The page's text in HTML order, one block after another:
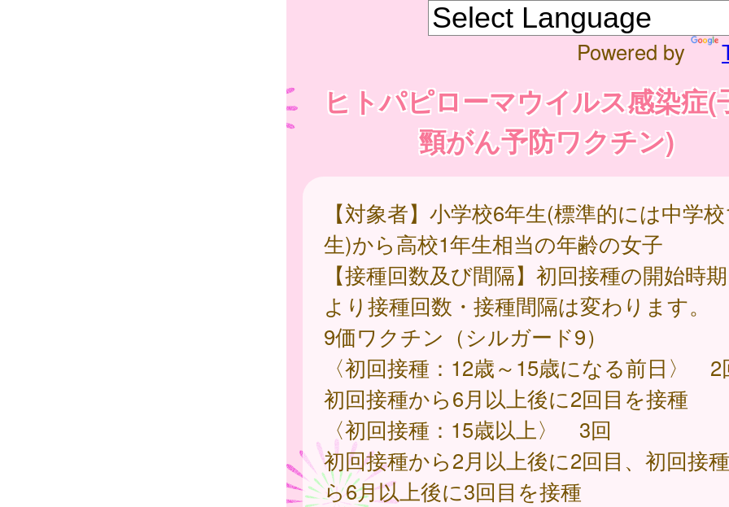
Powered by
ヒトパピローマウイルス感染症(
頸がん予防ワクチン)
【対象者】小学校6年生(標準的には中学
生)から高校1年生相当の年齢の女子
【接種回数及び間隔】初回接種の開始時
より接種回数・接種間隔は変わります。
9価ワクチン（シルガード9）
〈初回接種：12歳～15歳になる前日〉 2
初回接種から6月以上後に2回目を接種
〈初回接種：15歳以上〉 3回
初回接種から2月以上後に2回目、初回接
ら6月以上後に3回目を接種